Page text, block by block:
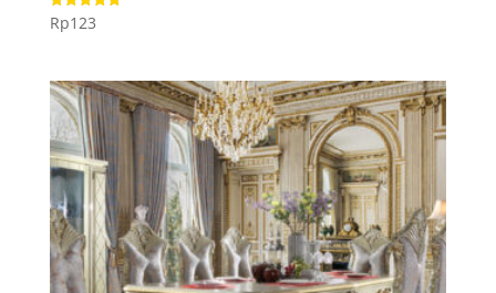
Dinilai
5.00
Rp123